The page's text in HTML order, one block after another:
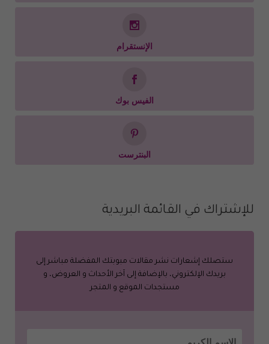
الإنستقرام
الفيس بوك
البنترست
للإشتراك في القائمة البريدية
ستصلك إشعارات نشر مقالات مبوبتك المفضلة مباشر إلى
بريدك الإلكتروني، بالإضافة إلى آخر الأحداث و العروض، و
مستجدات الموقع و المتجر